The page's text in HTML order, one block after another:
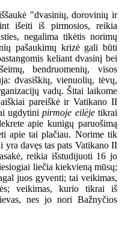
"dvasinių, dorovinių ir
išeiti iš pirmosios, reikia
negalima tikėtis norimų
pašaukimų krizė gali būti
keliant dvasinį bei
bendruomenių, visos
dvasiškių, vienuolių, tėvų,
vadų. Šitai laikome
pareiškė ir Vatikano II
ugdytinipirmoje eilėjetikrai
apie kunigų paruošimą
apie tai plačiau. Norime tik
davęs tas pats Vatikano II
reikia išstudijuoti 16 jo
liečia kiekvieną mūsų;
juos gyventi; tai veikimas,
veikimas, kurio tikrai iš
nes jo nori Bažnyčios